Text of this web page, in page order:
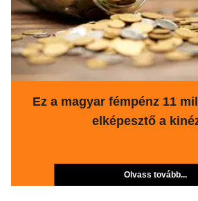
Ez a magyar fémpénz 11
elképesztő a
Olvass tovább...